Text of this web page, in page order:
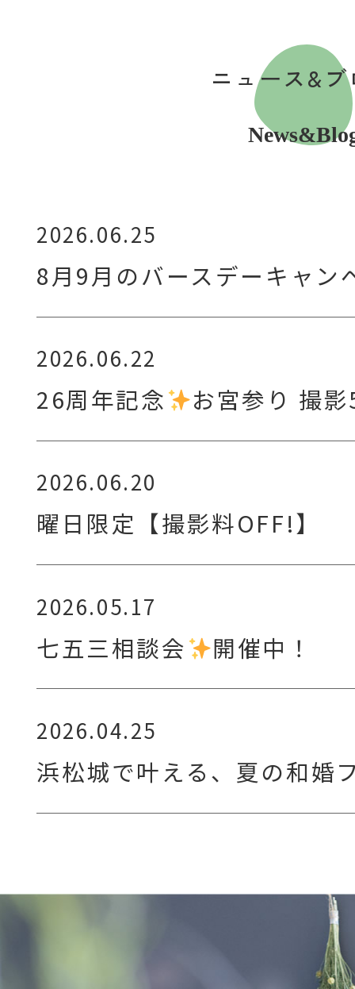
ニュース&
2026.06.25
8月9月のバースデーキャン
2026.06.22
26周年記念 お宮参り 撮
2026.06.20
曜日限定【撮影料OFF!】
2026.05.17
七五三相談会 開催中！
2026.04.25
浜松城で叶える、夏の和婚